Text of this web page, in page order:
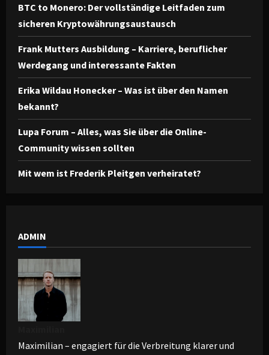
BTC to Monero: Der vollständige Leitfaden zum
sicheren Kryptowährungsaustausch
Frank Mutters Ausbildung – Karriere, beruflicher
Werdegang und interessante Fakten
Erika Wildau Honecker – Was ist über den Namen
bekannt?
Lupa Forum – Alles, was Sie über die Online-
Community wissen sollten
Mit wem ist Frederik Pleitgen verheiratet?
ADMIN
Maximilian – engagiert für die Verbreitung klarer und